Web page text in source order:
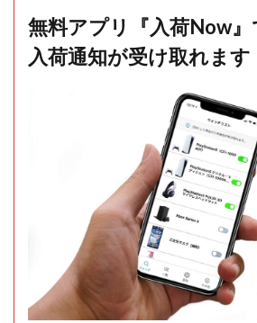
無料アプリ『入荷Now
入荷通知が受け取れます